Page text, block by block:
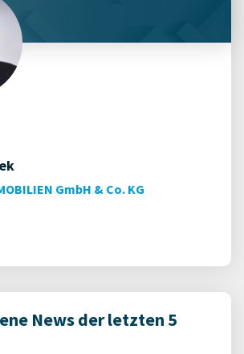
GmbH & Co. KG
News der letzten 5